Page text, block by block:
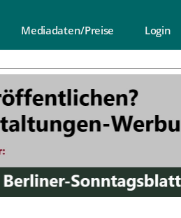
Mediadaten/Preise Login